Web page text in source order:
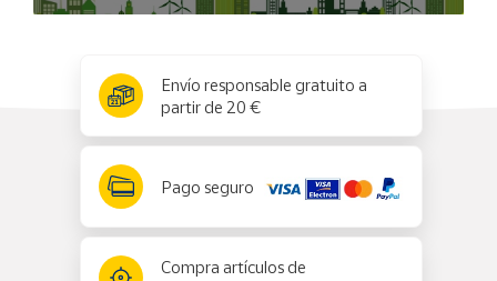
Envío responsable gratuito a
partir de 20 €
Pago seguro
Compra artículos de